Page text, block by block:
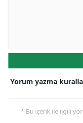
Yorum yazma
* Bu içerik ile ilgili